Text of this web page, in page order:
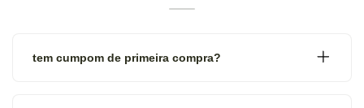
tem cumpom de primeira compra?